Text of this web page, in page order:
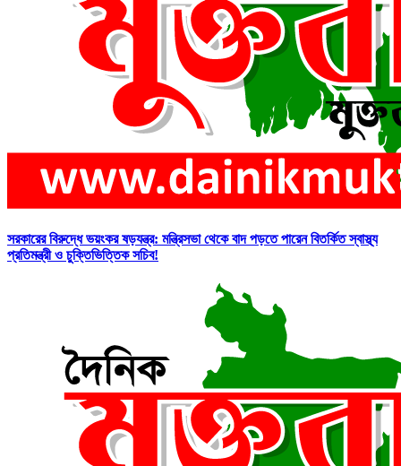
সরকারের বিরুদ্ধে ভয়ংকর ষড়যন্ত্র: মন্ত্রিসভা থেকে বাদ পড়তে পারেন বিতর্কিত স্বাস্থ্য
প্রতিমন্ত্রী ও চুক্তিভিত্তিক সচিব!